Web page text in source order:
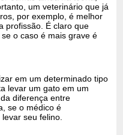
um veterinário que já
por exemplo, é melhor
profissão. É claro que
o caso é mais grave é
em um determinado tipo
levar um gato em um
diferença entre
se o médico é
seu felino.